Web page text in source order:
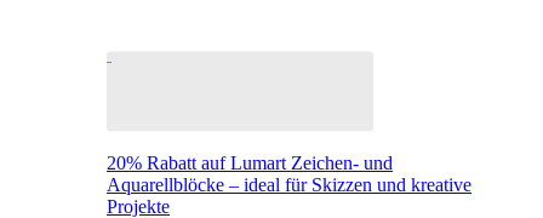
20% Rabatt auf Lumart Zeichen- und
Aquarellblöcke – ideal für Skizzen und kreative
Projekte